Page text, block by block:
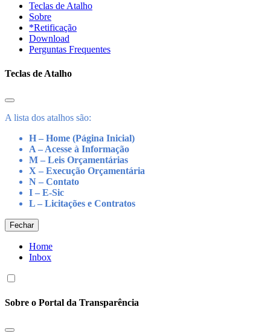
Teclas de Atalho
Sobre
*Retificação
Download
Perguntas Frequentes
Teclas de Atalho
A lista dos atalhos são:
H – Home (Página Inicial)
A – Acesse à Informação
M – Leis Orçamentárias
X – Execução Orçamentária
N – Contato
I – E-Sic
L – Licitações e Contratos
Fechar
Home
Inbox
Sobre o Portal da Transparência